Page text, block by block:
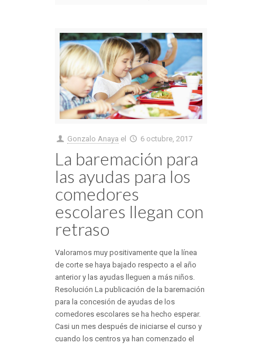
Gonzalo Anaya el 6 octubre, 2017
La baremación para
las ayudas para los
comedores
escolares llegan con
retraso
Valoramos muy positivamente que la línea
de corte se haya bajado respecto a el año
anterior y las ayudas lleguen a más niños.
Resolución La publicación de la baremación
para la concesión de ayudas de los
comedores escolares se ha hecho esperar.
Casi un mes después de iniciarse el curso y
cuando los centros ya han comenzado el